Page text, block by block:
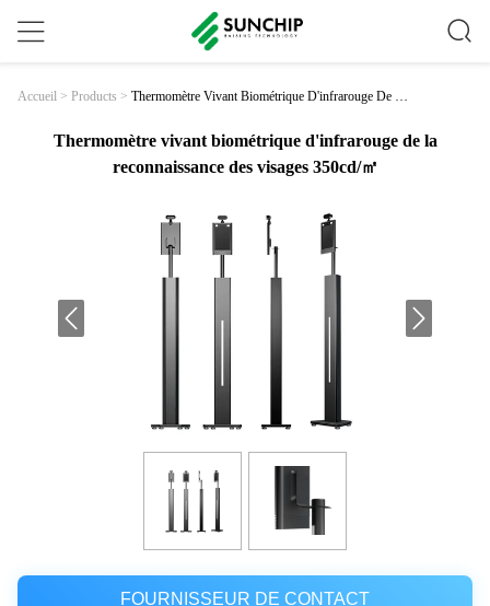
Accueil > Products > Thermomètre Vivant Biométrique D'infrarouge De La
Thermomètre vivant biométrique d'infrarouge de la
reconnaissance des visages 350cd/㎡
FOURNISSEUR DE CONTACT